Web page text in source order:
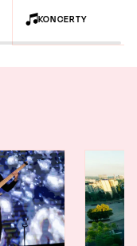
KONCERTY